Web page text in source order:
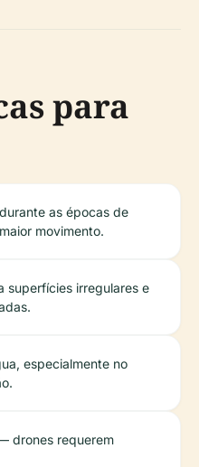
para
durante as épocas de
maior movimento.
superfícies irregulares e
especialmente no
drones requerem